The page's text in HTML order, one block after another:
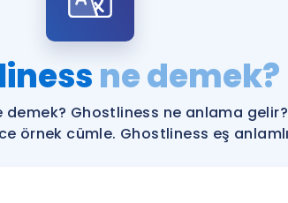
YDS ve YÖKDİL
YDS ve YÖKDİL'e
Tüm ÖSYM
ne demek?
demek? Ghostliness ne anlama gelir?
örnek cümle. Ghostliness eş